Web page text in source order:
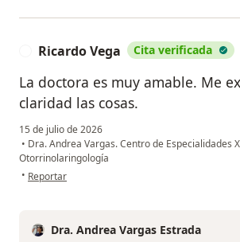
Ricardo Vega Cita verificada
La doctora es muy amable. Me
claridad las cosas.
15 de julio de 2026
• Dra. Andrea Vargas. Centro de Especialidades
Otorrinolaringología
• en opinión del usuario Ricardo Vega
Reportar
Dra. Andrea Vargas Estrada